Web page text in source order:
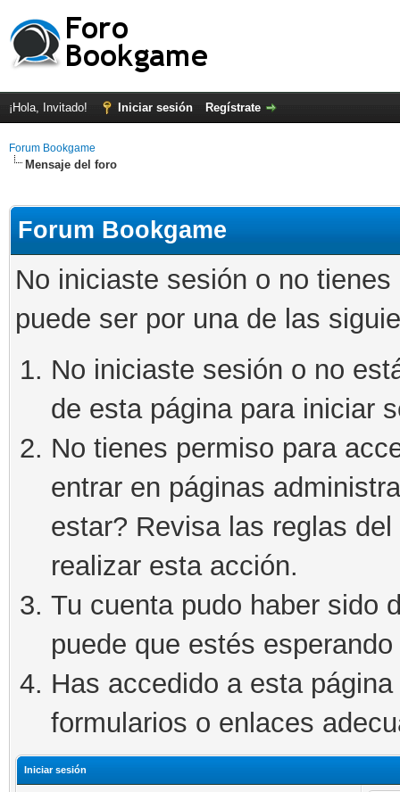
¡Hola, Invitado! Iniciar sesión Regístrate
Forum Bookgame
Mensaje del foro
Forum Bookgame
No iniciaste sesión o no
puede ser por una de las
No iniciaste sesión o no
de esta página para iniciar
No tienes permiso para
entrar en páginas
estar? Revisa las reglas
realizar esta acción.
Tu cuenta pudo haber sido
puede que estés
Has accedido a esta
formularios o enlaces
Iniciar sesión